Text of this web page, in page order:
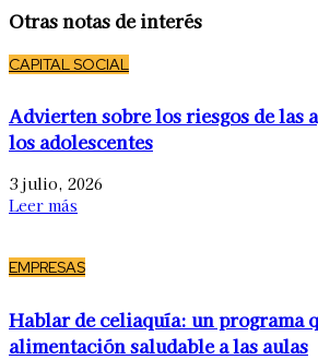
Otras notas de interés
CAPITAL SOCIAL
Advierten sobre los riesgos de las
los adolescentes
3 julio, 2026
Leer más
EMPRESAS
Hablar de celiaquía: un programa
alimentación saludable a las aulas